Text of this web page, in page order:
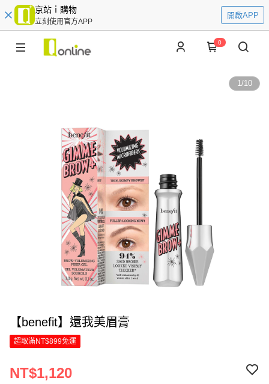
京站ｉ購物
立刻使用官方APP
開啟APP
0
1/10
【benefit】還我美眉膏
超取滿NT$899免運
NT$1,120